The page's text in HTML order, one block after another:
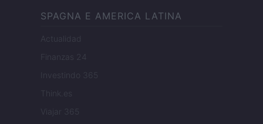
SPAGNA E AMERICA LATINA
Actualidad
Finanzas 24
Investindo 365
Think.es
Viajar 365